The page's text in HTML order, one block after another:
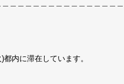
内に滞在しています。